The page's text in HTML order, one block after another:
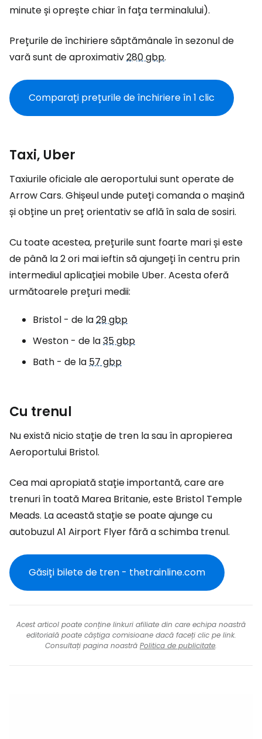
minute și oprește chiar în fața terminalului).
Prețurile de închiriere săptămânale în sezonul de
vară sunt de aproximativ280 gbp.
Comparați prețurile de închiriere în 1 clic
Taxi, Uber
Taxiurile oficiale ale aeroportului sunt operate de
Arrow Cars. Ghișeul unde puteți comanda o mașină
și obține un preț orientativ se află în sala de sosiri.
Cu toate acestea, prețurile sunt foarte mari și este
de până la 2 ori mai ieftin să ajungeți în centru prin
intermediul aplicației mobile Uber. Acesta oferă
următoarele prețuri medii:
Bristol - de la29 gbp
Weston - de la35 gbp
Bath - de la57 gbp
Cu trenul
Nu există nicio stație de tren la sau în apropierea
Aeroportului Bristol.
Cea mai apropiată stație importantă, care are
trenuri în toată Marea Britanie, este Bristol Temple
Meads. La această stație se poate ajunge cu
autobuzul A1 Airport Flyer fără a schimba trenul.
Găsiți bilete de tren - thetrainline.com
Acest articol poate conține linkuri afiliate din care echipa noastră
editorială poate câștiga comisioane dacă faceți clic pe link.
Consultați pagina noastră Politica de publicitate.